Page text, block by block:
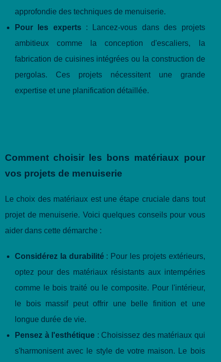
approfondie des techniques de menuiserie.
Pour les experts : Lancez-vous dans des projets
ambitieux comme la conception d'escaliers, la
fabrication de cuisines intégrées ou la construction de
pergolas. Ces projets nécessitent une grande
expertise et une planification détaillée.
Comment choisir les bons matériaux pour
vos projets de menuiserie
Le choix des matériaux est une étape cruciale dans tout
projet de menuiserie. Voici quelques conseils pour vous
aider dans cette démarche :
Considérez la durabilité: Pour les projets extérieurs,
optez pour des matériaux résistants aux intempéries
comme le bois traité ou le composite. Pour l'intérieur,
le bois massif peut offrir une belle finition et une
longue durée de vie.
Pensez à l'esthétique : Choisissez des matériaux qui
s'harmonisent avec le style de votre maison. Le bois